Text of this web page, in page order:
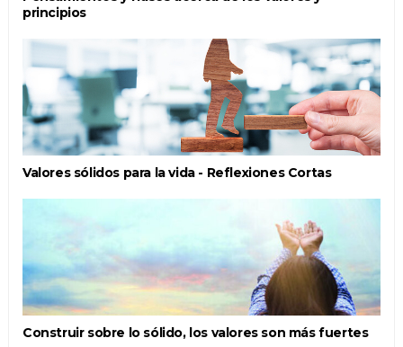
principios
Valores sólidos para la vida - Reflexiones Cortas
Construir sobre lo sólido, los valores son más fuertes